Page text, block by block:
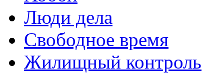
Люди дела
Свободное время
Жилищный контроль